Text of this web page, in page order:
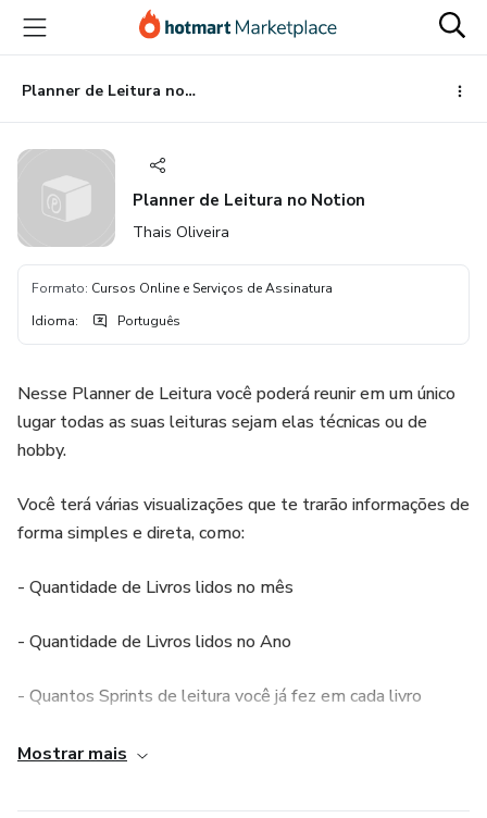
para
conteúdo
principal
para
pagamento
para
rodapé
Planner de Leitura no Notion
Planner de Leitura no Notion
Thais Oliveira
Formato: Cursos Online e Serviços de Assinatura
Idioma: Português
Nesse Planner de Leitura você poderá reunir em um único
lugar todas as suas leituras sejam elas técnicas ou de
hobby.
Você terá várias visualizações que te trarão informações de
forma simples e direta, como:
- Quantidade de Livros lidos no mês
- Quantidade de Livros lidos no Ano
- Quantos Sprints de leitura você já fez em cada livro
- Programação diária de leitura
- Estatísticas de suas leituras
Mostrar mais